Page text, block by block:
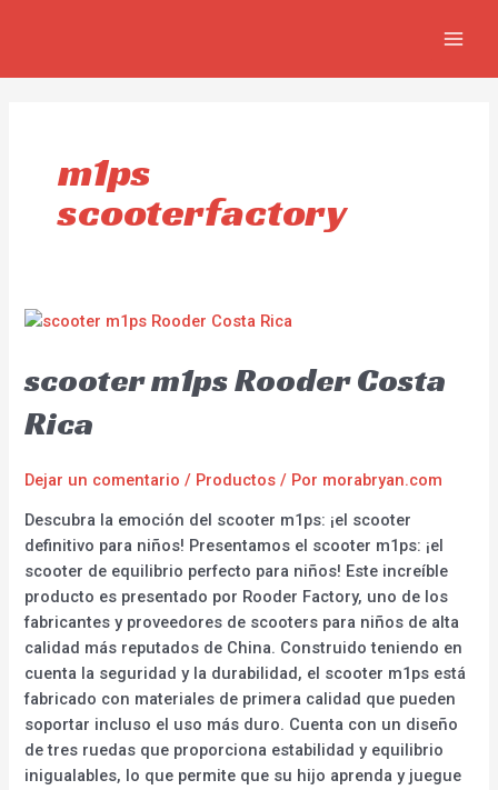
m1ps
scooterfactory
scooter m1ps Rooder Costa
Rica
Dejar un comentario / Productos / Por morabryan.com
Descubra la emoción del scooter m1ps: ¡el scooter
definitivo para niños! Presentamos el scooter m1ps: ¡el
scooter de equilibrio perfecto para niños! Este increíble
producto es presentado por Rooder Factory, uno de los
fabricantes y proveedores de scooters para niños de alta
calidad más reputados de China. Construido teniendo en
cuenta la seguridad y la durabilidad, el scooter m1ps está
fabricado con materiales de primera calidad que pueden
soportar incluso el uso más duro. Cuenta con un diseño
de tres ruedas que proporciona estabilidad y equilibrio
inigualables, lo que permite que su hijo aprenda y juegue